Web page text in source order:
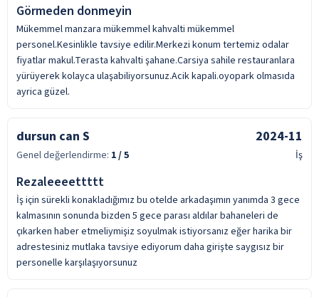
Görmeden donmeyin
Mükemmel manzara mükemmel kahvalti mükemmel
personel.Kesinlikle tavsiye edilir.Merkezi konum tertemiz odalar
fiyatlar makul.Terasta kahvalti şahane.Carsiya sahile restauranlara
yürüyerek kolayca ulaşabiliyorsunuz.Acik kapali.oyopark olmasıda
ayrica güzel.
dursun can S 2024-11
Genel değerlendirme: 1/ 5 İş
Rezaleeeettttt
İş için sürekli konakladığımız bu otelde arkadaşımın yanımda 3 gece
kalmasının sonunda bizden 5 gece parası aldılar bahaneleri de
çıkarken haber etmeliymişiz soyulmak istiyorsanız eğer harika bir
adrestesiniz mutlaka tavsiye ediyorum daha girişte saygısız bir
personelle karşılaşıyorsunuz